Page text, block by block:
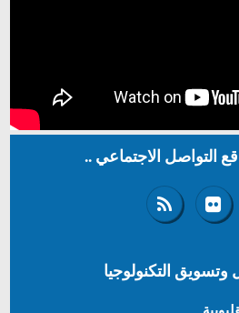
التواصل الاجتماعي ..
التكنولوجيا